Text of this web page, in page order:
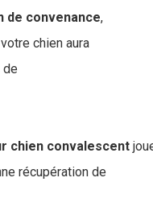
de convenance,
chien aura
chien convalescent
récupération de